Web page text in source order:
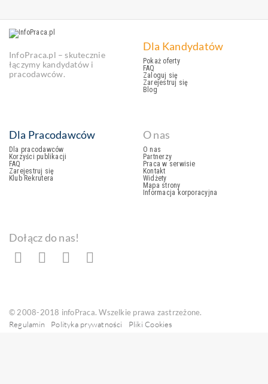
InfoPraca.pl – skutecznie
łączymy kandydatów i
pracodawców.
Dla Kandydatów
Pokaż oferty
FAQ
Zaloguj się
Zarejestruj się
Blog
Dla Pracodawców
Dla pracodawców
Korzyści publikacji
FAQ
Zarejestruj się
Klub Rekrutera
O nas
O nas
Partnerzy
Praca w serwisie
Kontakt
Widżety
Mapa strony
Informacja korporacyjna
Dołącz do nas!
© 2008-2018 infoPraca. Wszelkie prawa zastrzeżone.
Regulamin
Polityka prywatności Pliki Cookies